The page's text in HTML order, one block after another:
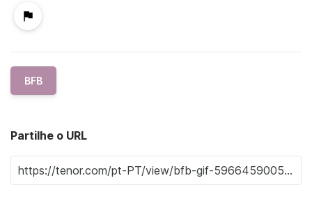
BFB
Partilhe o URL